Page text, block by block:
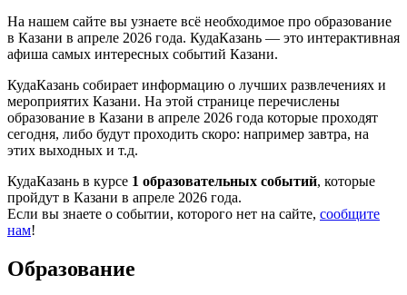
На нашем сайте вы узнаете всё необходимое про образование
в Казани в апреле 2026 года. КудаКазань — это интерактивная
афиша самых интересных событий Казани.
КудаКазань собирает информацию о лучших развлечениях и
мероприятих Казани. На этой странице перечислены
образование в Казани в апреле 2026 года которые проходят
сегодня, либо будут проходить скоро: например завтра, на
этих выходных и т.д.
КудаКазань в курсе 1 образовательных событий, которые
пройдут в Казани в апреле 2026 года.
Если вы знаете о событии, которого нет на сайте, сообщите
нам!
Образование